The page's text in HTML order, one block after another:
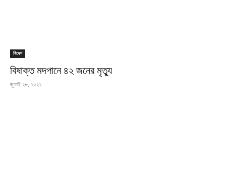
বিদেশ
বিষাক্ত মদপানে ৪২ জনের মৃত্যু
জুলাই ২৮, ২০২২